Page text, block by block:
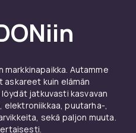
markkinapaikka. Autamme
kuin elämän
jatkuvasti kasvavan
puutarha-,
sekä paljon muuta.